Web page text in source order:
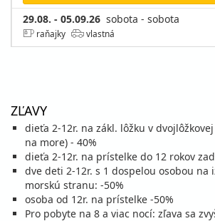
29.08. - 05.09.26 sobota - sobota
raňajky vlastná
september 2026
05.09. - 12.09.26
raňajky vlastná
vypočítať cenu
ZĽAVY
dieťa 2-12r. na zákl. lôžku v
na more) - 40%
dieťa 2-12r. na prístelke do 12 rokov
dve deti 2-12r. s 1 dospelou osobou na
morskú stranu: -50%
osoba od 12r. na prístelke -50%
Pro pobyte na 8 a viac nocí: zľava sa